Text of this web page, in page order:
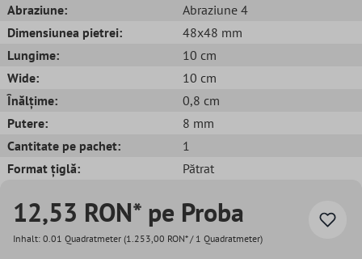
Abraziune:
Abraziune 4
Dimensiunea pietrei:
48x48 mm
Lungime:
10 cm
Wide:
10 cm
Înălțime:
0,8 cm
Putere:
8 mm
Cantitate pe pachet:
1
Format țiglă:
Pătrat
12,53 RON* pe Proba
Inhalt: 0.01 Quadratmeter (1.253,00 RON* / 1 Quadratmeter)